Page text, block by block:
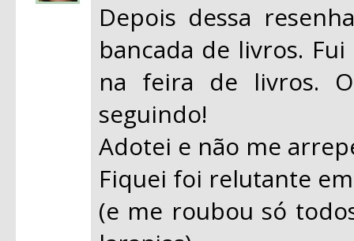
Depois dessa
bancada de livros.
na feira de livros.
seguindo!
Adotei e não me
Fiquei foi relutante
(e me roubou só